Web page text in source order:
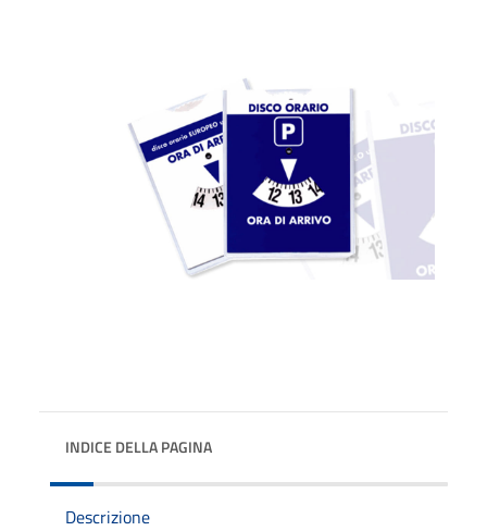
INDICE DELLA PAGINA
Descrizione